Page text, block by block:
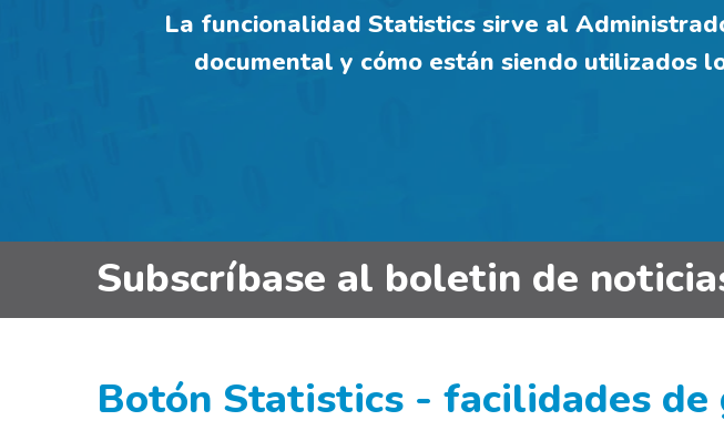
La funcionalidad Statistics sirve al
documental y cómo están siendo utilizados
Subscríbase al boletin de
Botón Statistics - facilidades